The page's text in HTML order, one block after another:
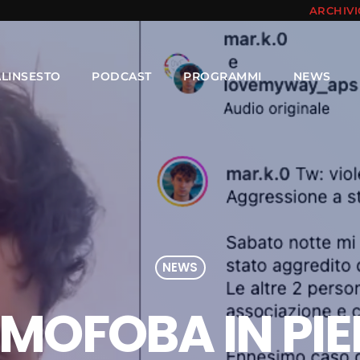
PODCAST PROGRAMMI NEWS
NEWS
IN